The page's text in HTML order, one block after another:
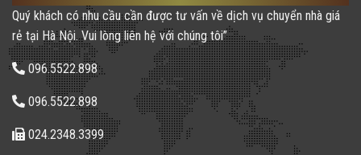
Quý khách có nhu cầu cần được tư vấn về dịch vụ chuyển nhà giá
rẻ tại Hà Nội. Vui lòng liên hệ với chúng tôi”
096.5522.898
096.5522.898
024.2348.3399